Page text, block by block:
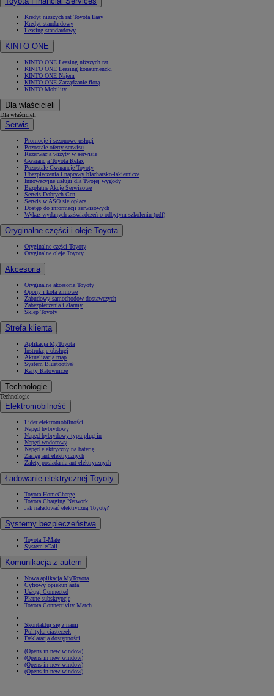
Kredyt niższych rat Toyota Easy
Kredyt standardowy
Leasing standardowy
KINTO ONE
KINTO ONE Leasing niższych rat
KINTO ONE Leasing konsumencki
KINTO ONE Najem
KINTO ONE Zarządzanie flotą
KINTO Mobility
Dla właścicieli
Dla właścicieli
Serwis
Promocje i sezonowe usługi
Pozostałe oferty serwisu
Rezerwacja wizyty w serwisie
Gwarancja Toyota Relax
Pozostałe Gwarancje Toyoty
Ubezpieczenia i naprawy blacharsko-lakiernicze
Innowacyjne usługi dla Twojej wygody
Bezpłatne Akcje Serwisowe
Serwis Dobrych Cen
Serwis w ASO się opłaca
Dostęp do informacji serwisowych
Wykaz wydanych zaświadczeń o odbytym szkoleniu (pdf)
Oryginalne części i oleje Toyota
Oryginalne części Toyoty
Oryginalne oleje Toyoty
Akcesoria
Oryginalne akcesoria Toyoty
Opony i koła zimowe
Zabudowy samochodów dostawczych
Zabezpieczenia i alarmy
Sklep Toyoty
Strefa klienta
Aplikacja MyToyota
Instrukcje obsługi
Aktualizacja map
System Bluetooth®
Karty Ratownicze
Technologie
Technologie
Elektromobilność
Lider elektromobilności
Napęd hybrydowy
Napęd hybrydowy typu plug-in
Napęd wodorowy
Napęd elektryczny na baterię
Zasięg aut elektrycznych
Zalety posiadania aut elektrycznych
Ładowanie elektrycznej Toyoty
Toyota HomeCharge
Toyota Charging Network
Jak naładować elektryczną Toyotę?
Systemy bezpieczeństwa
Toyota T-Mate
System eCall
Komunikacja z autem
Nowa aplikacja MyToyota
Cyfrowy opiekun auta
Usługi Connected
Płatne subskrypcje
Toyota Connectivity Match
Skontaktuj się z nami
Polityka ciasteczek
Deklaracja dostępności
(Opens in new window)
(Opens in new window)
(Opens in new window)
(Opens in new window)